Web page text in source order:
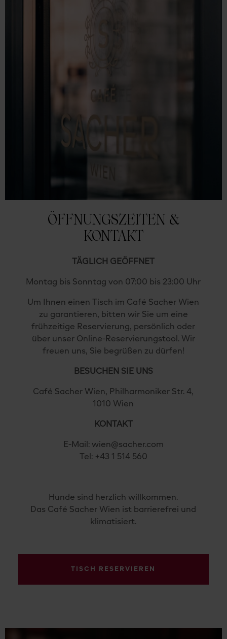
ÖFFNUNGSZEITEN &
KONTAKT
TÄGLICH GEÖFFNET
Montag bis Sonntag von 07:00 bis 23:00 Uhr
Um Ihnen einen Tisch im Café Sacher Wien
zu garantieren, bitten wir Sie um eine
frühzeitige Reservierung, persönlich oder
über unser Online-Reservierungstool. Wir
freuen uns, Sie begrüßen zu dürfen!
BESUCHEN SIE UNS
Café Sacher Wien, Philharmoniker Str. 4,
1010 Wien
KONTAKT
E-Mail: wien@sacher.com
Tel: +43 1 514 560
Hunde sind herzlich willkommen.
Das Café Sacher Wien ist barrierefrei und
klimatisiert.
TISCH RESERVIEREN